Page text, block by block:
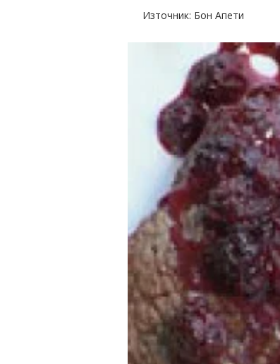
Източник: Бон Апети